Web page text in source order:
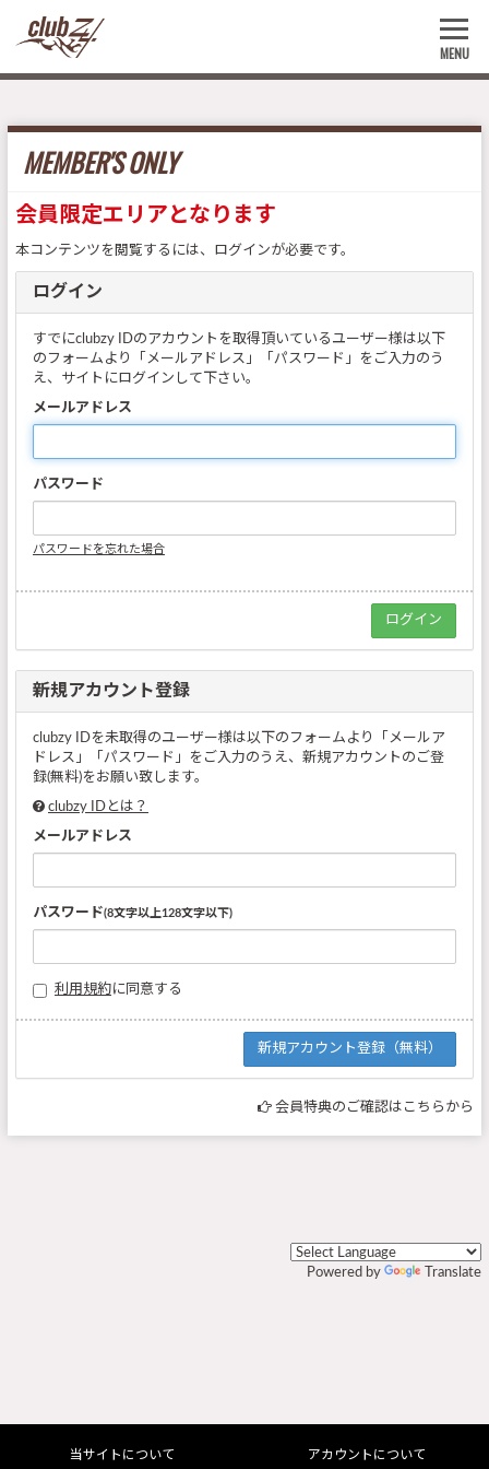
MENU
MEMBER'S ONLY
会員限定エリアとなります
本コンテンツを閲覧するには、ログインが必要です。
ログイン
すでにclubzy IDのアカウントを取得頂いているユーザー様は以下
のフォームより「メールアドレス」「パスワード」をご入力のう
え、サイトにログインして下さい。
メールアドレス
パスワード
パスワードを忘れた場合
新規アカウント登録
clubzy IDを未取得のユーザー様は以下のフォームより「メールア
ドレス」「パスワード」をご入力のうえ、新規アカウントのご登
録(無料)をお願い致します。
clubzy IDとは？
メールアドレス
パスワード(8文字以上128文字以下)
利用規約に同意する
会員特典のご確認はこちらから
Powered by Translate
当サイトについて アカウントについて